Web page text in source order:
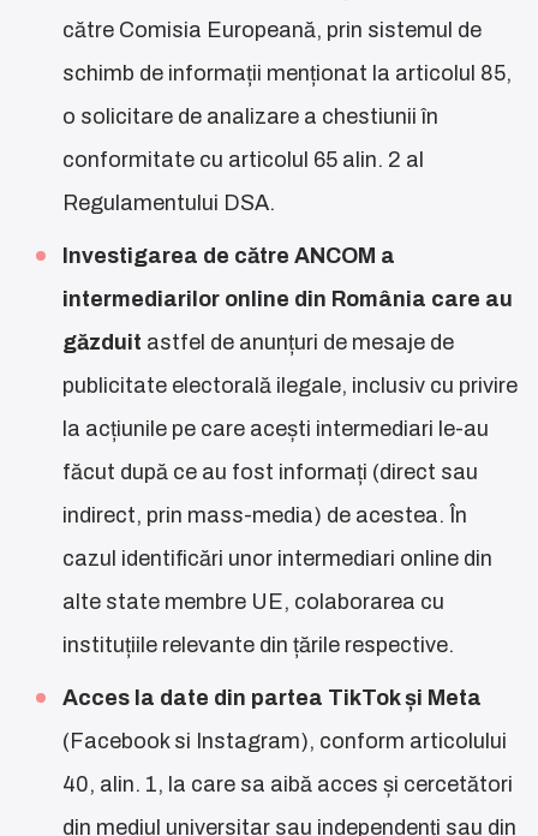
către Comisia Europeană, prin sistemul de
schimb de informații menționat la articolul 85,
o solicitare de analizare a chestiunii în
conformitate cu articolul 65 alin. 2 al
Regulamentului DSA.
Investigarea de către ANCOM a
intermediarilor online din România care au
găzduit astfel de anunțuri de mesaje de
publicitate electorală ilegale, inclusiv cu privire
la acțiunile pe care acești intermediari le-au
făcut după ce au fost informați (direct sau
indirect, prin mass-media) de acestea. În
cazul identificări unor intermediari online din
alte state membre UE, colaborarea cu
instituțiile relevante din țările respective.
Acces la date din partea TikTok și Meta
(Facebook si Instagram), conform articolului
40, alin. 1, la care sa aibă acces și cercetători
din mediul universitar sau independenți sau din